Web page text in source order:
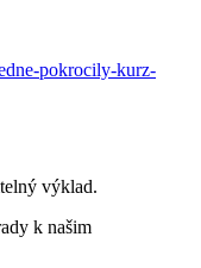
pokrocily-kurz-
výklad.
k našim